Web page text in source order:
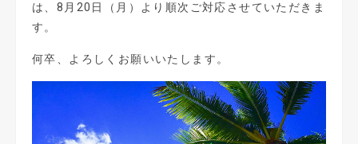
は、 8 月 20 日（月）より順次ご対応させていただきま
す。
何卒、よろしくお願いいたします。